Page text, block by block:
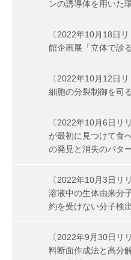
ンの誘導体を用いた
〔2022年10月18日
館企画展「立体で診
〔2022年10月12日
細胞の分裂制御を司る
〔2022年10月6日リ
が最初に見つけて食
の発見と消失のパタ
〔2022年10月3日リ
溶液中の生体由来分
約を受けない分子検
〔2022年9月30日リ
料断面作成法と高分